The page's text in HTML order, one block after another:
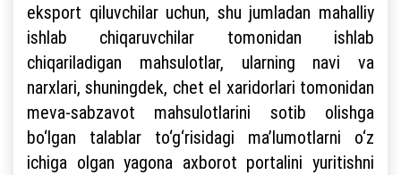
eksport qiluvchilar uchun, shu jumladan mahalliy
ishlab chiqaruvchilar tomonidan ishlab
chiqariladigan mahsulotlar, ularning navi va
narxlari, shuningdek, chet el xaridorlari tomonidan
meva-sabzavot mahsulotlarini sotib olishga
bo‘lgan talablar to‘g‘risidagi ma’lumotlarni o‘z
ichiga olgan yagona axborot portalini yuritishni